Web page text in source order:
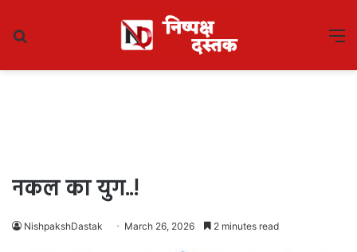
नकल का युग..!
NishpakshDastak March 26, 2026 2 minutes read